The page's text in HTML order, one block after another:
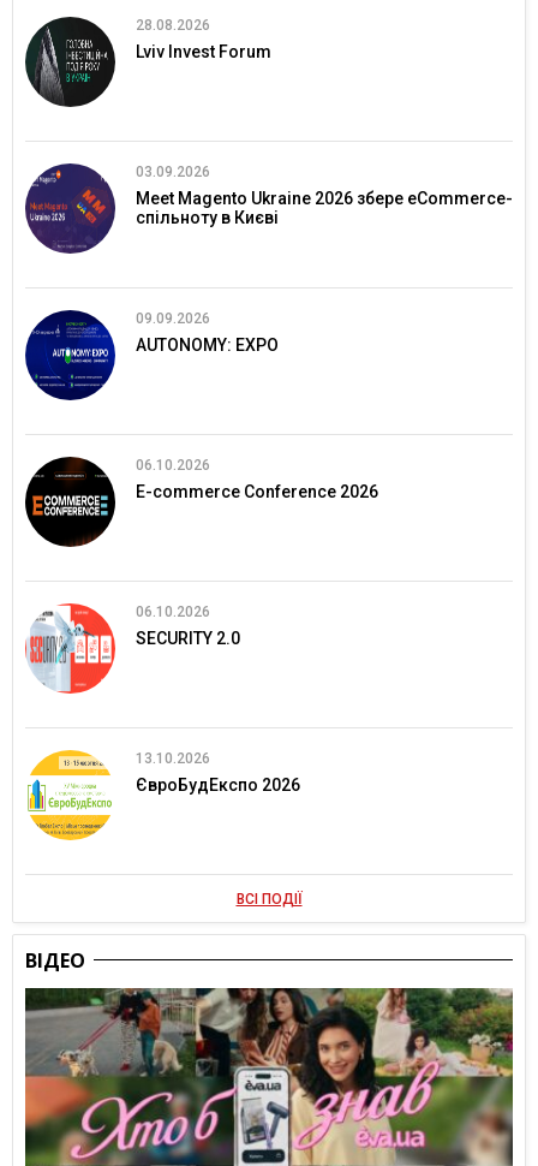
28.08.2026
Lviv Invest Forum
03.09.2026
Meet Magento Ukraine 2026 збере eCommerce-
спільноту в Києві
09.09.2026
AUTONOMY: EXPO
06.10.2026
E-commerce Conference 2026
06.10.2026
SECURITY 2.0
13.10.2026
ЄвроБудЕкспо 2026
ВСІ ПОДІЇ
ВІДЕО